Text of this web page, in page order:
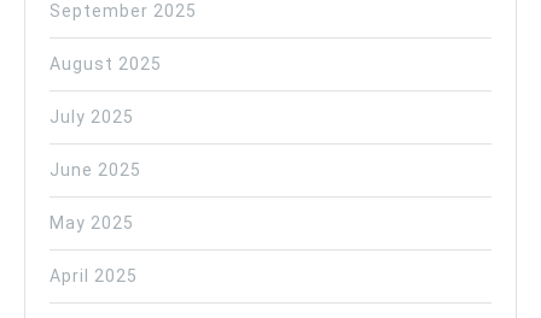
September 2025
August 2025
July 2025
June 2025
May 2025
April 2025